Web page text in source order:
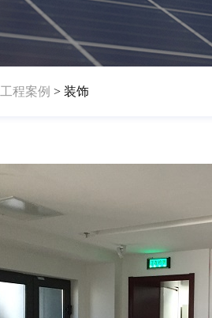
工程案例 > 装饰